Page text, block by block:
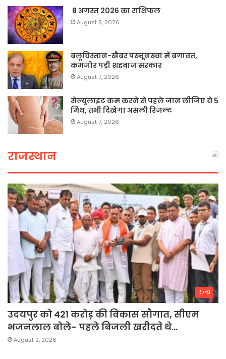
8 अगस्त 2026 का राशिफल
August 8, 2026
बलूचिस्तान-खैबर पख्तूनख्वा में बगावत,
कमजोर पड़ी शहबाज सरकार
August 7, 2026
सेल्युलाइट कम करने से पहले जान लीजिए ये 5
मिथ, तभी दिखेगा असली रिजल्ट
August 7, 2026
राजस्थान
राज्य
उदयपुर को 421 करोड़ की विकास सौगात, सीएम
भजनलाल बोले- पहले बिजली खरीदते थे…
August 2, 2026